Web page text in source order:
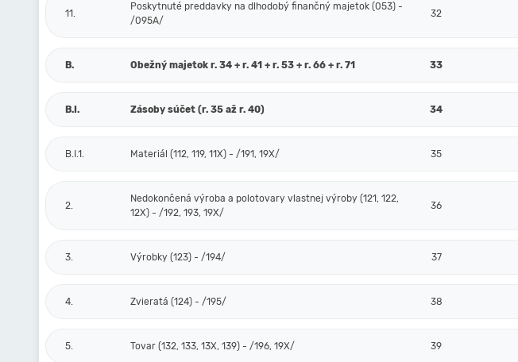
11.
Poskytnuté preddavky na dlhodobý finančný majetok (053) -
/095A/
32
B. Obežný majetok r. 34 + r. 41 + r. 53 + r. 66 + r. 71 33
B.I. Zásoby súčet (r. 35 až r. 40) 34
B.I.1. Materiál (112, 119, 11X) - /191, 19X/ 35
2.
Nedokončená výroba a polotovary vlastnej výroby (121, 122,
12X) - /192, 193, 19X/
36
3. Výrobky (123) - /194/ 37
4. Zvieratá (124) - /195/ 38
5. Tovar (132, 133, 13X, 139) - /196, 19X/ 39